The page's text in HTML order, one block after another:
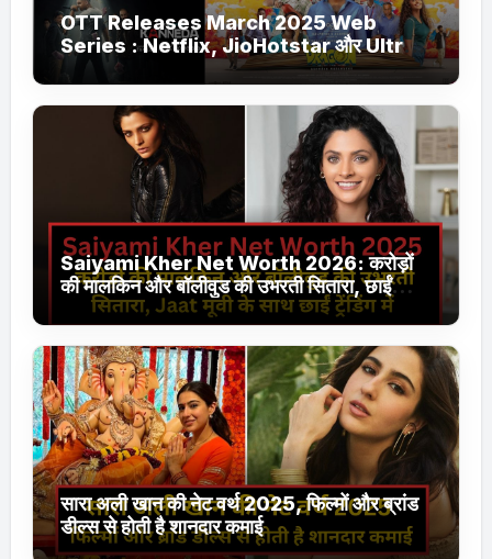
OTT Releases March 2025 Web
Series : Netflix, JioHotstar और Ultra
Jhakaas पर नई वेब सीरीज और फिल्में
Saiyami Kher Net Worth 2026: करोड़ों
की मालकिन और बॉलीवुड की उभरती सितारा, छाईं
ट्रेंडिंग में
सारा अली खान की नेट वर्थ 2025, फिल्मों और ब्रांड
डील्स से होती है शानदार कमाई